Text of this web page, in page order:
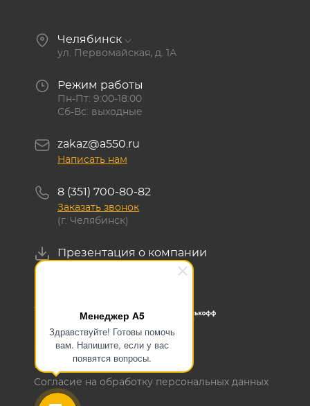
Менеджер А5
Здравствуйте! Готовы помочь
вам. Напишите, если у вас
появятся вопросы.
Челябинск
ул. Первомайская, д. 1А
Режим работы
Пн-Пт: 9:00-18:00
Сб-Вс: выходные
zakaz@a550.ru
Написать нам
8 (351) 700-80-82
Заказать звонок
(г. Челябинск)
Презентация о компании
ОГРН 1145476129700
ИНН 5405503636
Согласие на обработку персональных данных